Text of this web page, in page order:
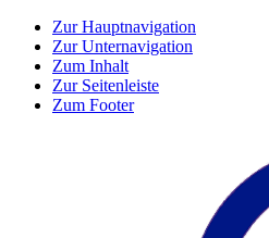
Zur Hauptnavigation
Zur Unternavigation
Zum Inhalt
Zur Seitenleiste
Zum Footer